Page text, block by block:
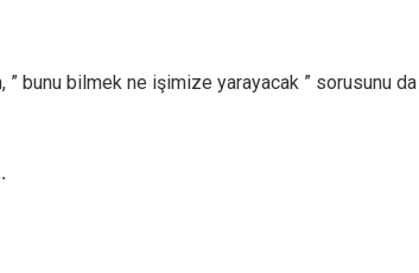
bunu bilmek ne işimize yarayacak ” sorusunu da